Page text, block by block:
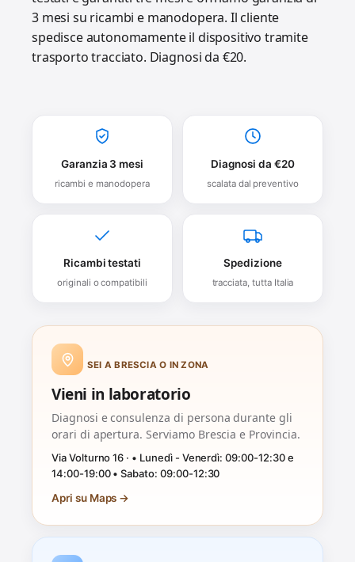
3 mesi su ricambi e manodopera. Il cliente
spedisce autonomamente il dispositivo tramite
trasporto tracciato. Diagnosi da €20.
Garanzia 3 mesi
ricambi e manodopera
Diagnosi da €20
scalata dal preventivo
Ricambi testati
originali o compatibili
Spedizione
tracciata, tutta Italia
SEI A BRESCIA O IN ZONA
Vieni in laboratorio
Diagnosi e consulenza di persona durante gli
orari di apertura. Serviamo Brescia e Provincia.
Via Volturno 16 · • Lunedì - Venerdì: 09:00-12:30 e
14:00-19:00 • Sabato: 09:00-12:30
Apri su Maps →